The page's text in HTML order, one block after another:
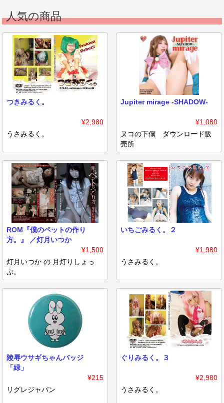
人気の商品
つきみるく。
¥2,980
うさみるく。
Jupiter mirage -SHADOW-
¥1,080
ヌコの下僕 ダウンロード販
売所
ROM『僕のペットの作り
方。』 ／灯月いつか
¥1,500
灯月いつか の 月灯りしょっ
ぷ。
いちごみるく。２
¥1,980
うさみるく。
陵辱ウサギちゃんバッジ
「緑」
¥215
リグレジャパン
ぐりみるく。３
¥2,980
うさみるく。